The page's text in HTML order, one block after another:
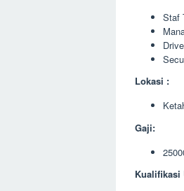
Staf
Lokasi :
Gaji:
Kualifikasi